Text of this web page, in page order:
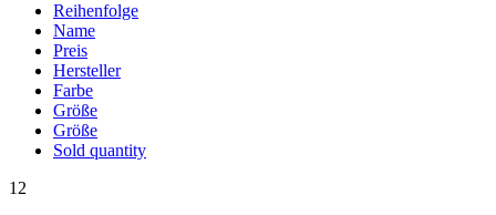
Reihenfolge
Name
Preis
Hersteller
Farbe
Größe
Größe
Sold quantity
12